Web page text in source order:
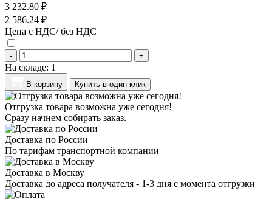
3 232.80 ₽
2 586.24 ₽
Цена с НДС/ без НДС
- +
На складе: 1
В корзину Купить в один клик
Отгрузка товара возможна уже сегодня!
Сразу начнем собирать заказ.
Доставка по России
По тарифам транспортной компании
Доставка в Москву
Доставка до адреса получателя - 1-3 дня с момента отгрузки